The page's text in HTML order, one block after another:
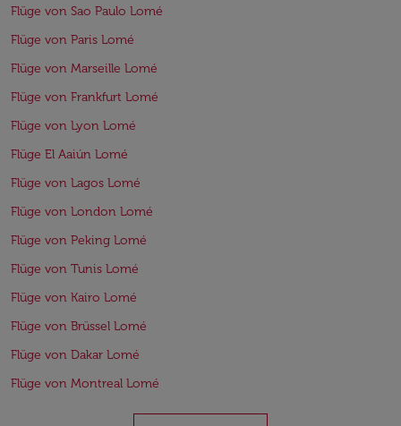
Flüge von Sao Paulo Lomé
Flüge von Paris Lomé
Flüge von Marseille Lomé
Flüge von Frankfurt Lomé
Flüge von Lyon Lomé
Flüge El Aaiún Lomé
Flüge von Lagos Lomé
Flüge von London Lomé
Flüge von Peking Lomé
Flüge von Tunis Lomé
Flüge von Kairo Lomé
Flüge von Brüssel Lomé
Flüge von Dakar Lomé
Flüge von Montreal Lomé